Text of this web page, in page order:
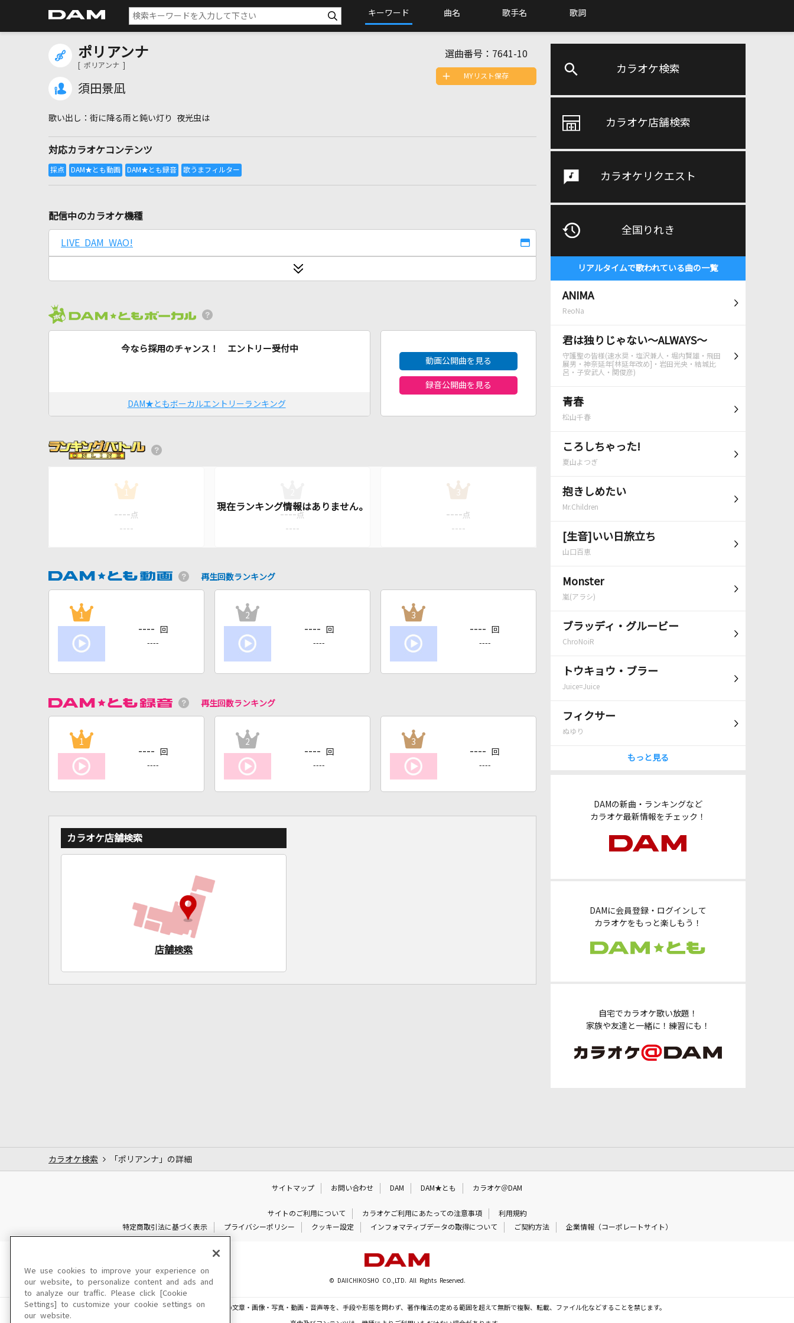
キーワード 曲名 歌手名 歌詞
カラオケ検索
カラオケ店舗検索
カラオケリクエスト
全国りれき
リアルタイムで歌われている曲の一覧
ANIMA
ReoNa
君は独りじゃない～ALWAYS～
守護聖の皆様(速水奨・塩沢兼人・堀内賢雄・飛田
展男・神奈延年[林延年改め]・岩田光央・結城比
呂・子安武人・関俊彦)
青春
松山千春
ころしちゃった!
夏山よつぎ
抱きしめたい
Mr.Children
[生音]いい日旅立ち
山口百恵
Monster
嵐(アラシ)
ブラッディ・グルービー
ChroNoiR
トウキョウ・ブラー
Juice=Juice
フィクサー
ぬゆり
もっと見る
DAMの新曲・ランキングなど
カラオケ最新情報をチェック！
DAMに会員登録・ログインして
カラオケをもっと楽しもう！
自宅でカラオケ歌い放題！
家族や友達と一緒に！練習にも！
ポリアンナ
[ ポリアンナ ]
須田景凪
選曲番号： 7641-10
街に降る雨と鈍い灯り 夜光虫は
対応カラオケコンテンツ
MYリスト保存
配信中のカラオケ機種
LIVE DAM WAO!
今なら採用のチャンス！ エントリー受付中
DAM★ともボーカルエントリーランキング
動画公開曲を見る
録音公開曲を見る
1
---- 点
----
---- 点
----
3
---- 点
----
再生回数ランキング
1
---- 回
----
2
---- 回
----
3
---- 回
----
再生回数ランキング
1
---- 回
----
2
---- 回
----
3
---- 回
----
カラオケ店舗検索
店舗検索
カラオケ検索 「ポリアンナ」の詳細
サイトマップ お問い合わせ DAM DAM★とも カラオケ＠DAM
サイトのご利用について カラオケご利用にあたっての注意事項
利用規約
特定商取引法に基づく表示
プライバシーポリシー クッキー設定 インフォマティブデータの取得について ご契約方法 企業情報（コーポレートサイト）
© DAIICHIKOSHO CO.,LTD. All Rights Reserved.
このサイトに掲載されている一切の文章・画像・写真・動画・音声等を、手段や形態を問わず、著作権法の定める範囲を超えて無断で複製、転載、ファイル化などすることを禁じます。
We use cookies to improve your experience on
our website, to personalize content and ads and
to analyze our traffic. Please click [Cookie
Settings] to customize your cookie settings on
our website.